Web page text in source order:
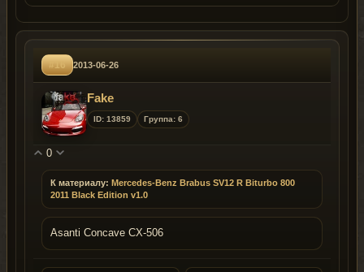
#16 2013-06-26
Fake
ID: 13859 Группа: 6
0
К материалу: Mercedes-Benz Brabus SV12 R Biturbo 800
2011 Black Edition v1.0
Asanti Concave CX-506